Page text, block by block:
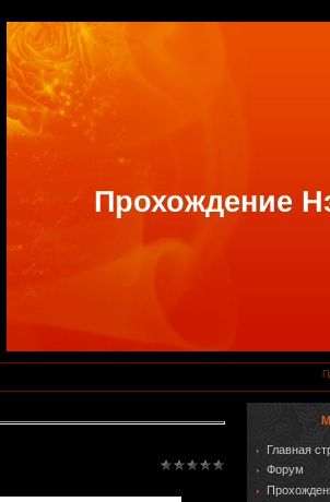
Прохождение
Главная
Форум